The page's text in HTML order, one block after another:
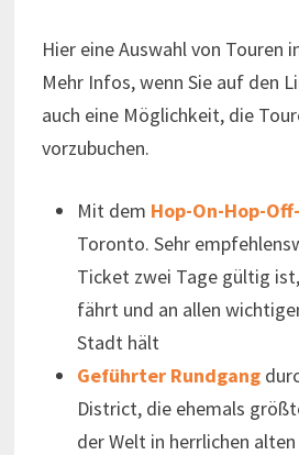
Hier eine Auswahl von Touren
Mehr Infos, wenn Sie auf den
auch eine Möglichkeit, die
vorzubuchen.
Mit dem Hop-On-Hop-
Toronto. Sehr
Ticket zwei Tage gültig
fährt und an allen
Stadt hält
Geführter Rundgang
District, die ehemals
der Welt in herrlichen alten